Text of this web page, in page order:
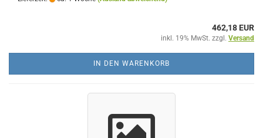
462,18 EUR
inkl. 19% MwSt. zzgl. Versand
IN DEN WARENKORB